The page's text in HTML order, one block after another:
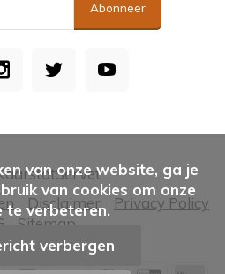
Abonneer
Disclaimer
Privacy Policy
Sitemap
van cookies om onze
te verbeteren.
verbergen